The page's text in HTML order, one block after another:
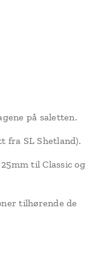
på saletten.
fra SL Shetland).
til Classic og
tilhørende de